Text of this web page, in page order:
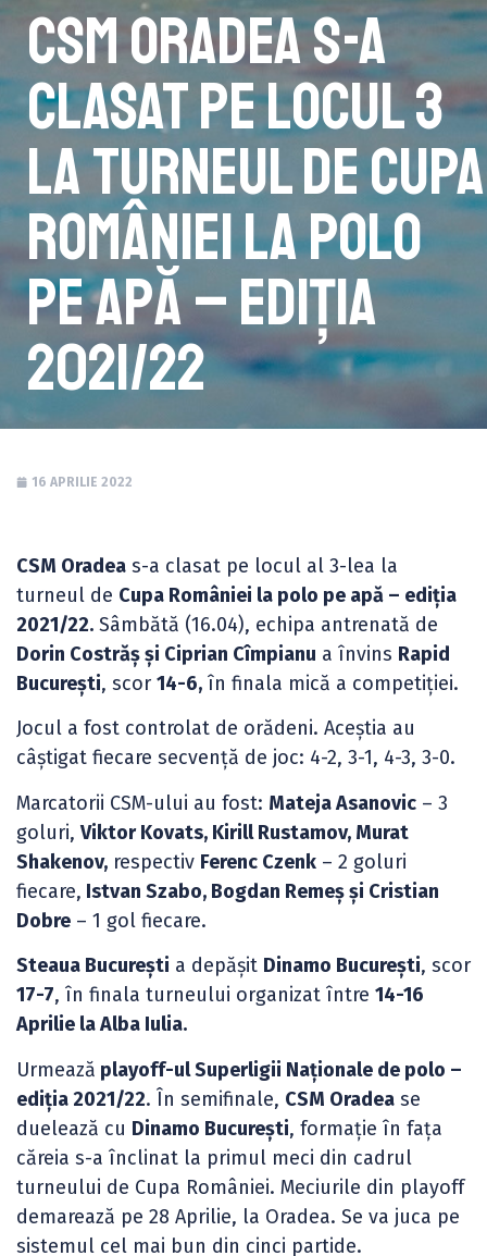
CSM Oradea s-a
clasat pe locul 3
la turneul de Cupa
României la polo
pe apă – ediția
2021/22
16 APRILIE 2022
CSM Oradea s-a clasat pe locul al 3-lea la
turneul de Cupa României la polo pe apă – ediția
2021/22. Sâmbătă (16.04), echipa antrenată de
Dorin Costrăș și Ciprian Cîmpianu a învins Rapid
București, scor 14-6, în finala mică a competiției.
Jocul a fost controlat de orădeni. Aceștia au
câștigat fiecare secvență de joc: 4-2, 3-1, 4-3, 3-0.
Marcatorii CSM-ului au fost: Mateja Asanovic – 3
goluri, Viktor Kovats, Kirill Rustamov, Murat
Shakenov, respectiv Ferenc Czenk – 2 goluri
fiecare, Istvan Szabo, Bogdan Remeș și Cristian
Dobre – 1 gol fiecare.
Steaua București a depășit Dinamo București, scor
17-7, în finala turneului organizat între 14-16
Aprilie la Alba Iulia.
Urmează playoff-ul Superligii Naționale de polo –
ediția 2021/22. În semifinale, CSM Oradea se
duelează cu Dinamo București, formație în fața
căreia s-a înclinat la primul meci din cadrul
turneului de Cupa României. Meciurile din playoff
demarează pe 28 Aprilie, la Oradea. Se va juca pe
sistemul cel mai bun din cinci partide.